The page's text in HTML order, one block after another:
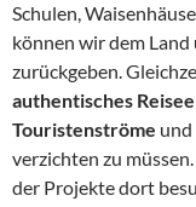
Schulen,
können wir dem
zurückgeben.
authentisches
Touristenströme
verzichten zu
der Projekte dort